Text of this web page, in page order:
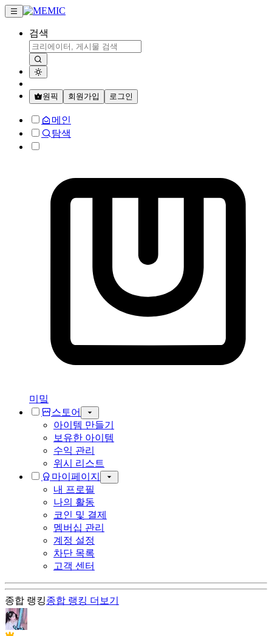
검색
원픽 회원가입 로그인
메인
탐색
미밐
스토어
아이템 만들기
보유한 아이템
수익 관리
위시 리스트
마이페이지
내 프로필
나의 활동
코인 및 결제
멤버십 관리
계정 설정
차단 목록
고객 센터
종합 랭킹종합 랭킹 더보기